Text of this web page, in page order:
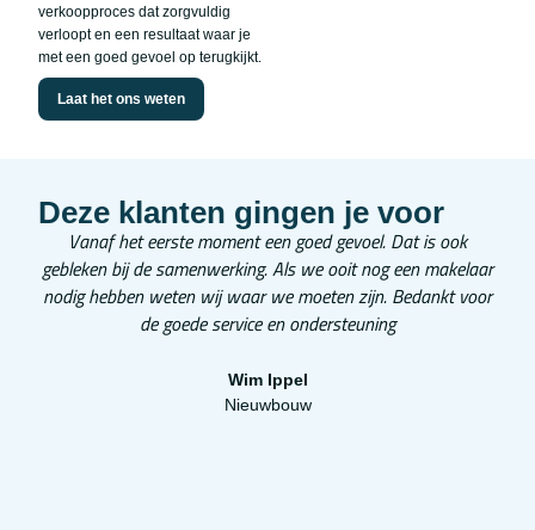
verkoopproces dat zorgvuldig
verloopt en een resultaat waar je
met een goed gevoel op terugkijkt.
Laat het ons weten
Deze klanten gingen je voor
Vanaf het eerste moment een goed gevoel. Dat is ook
gebleken bij de samenwerking. Als we ooit nog een makelaar
nodig hebben weten wij waar we moeten zijn. Bedankt voor
de goede service en ondersteuning
Wim Ippel
Nieuwbouw